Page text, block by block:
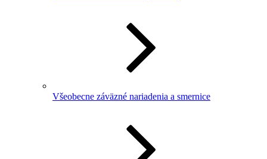
Všeobecne záväzné nariadenia a smernice